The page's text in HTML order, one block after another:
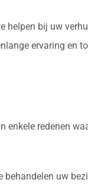
helpen bij uw
ervaring en
redenen
uw